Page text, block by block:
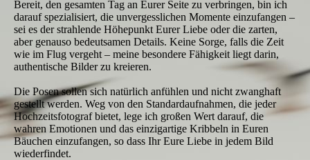
Bereit, den gesamten Tag an Eurer Seite zu verbringen, bin ich
darauf spezialisiert, die unvergesslichen Momente einzufangen –
sei es der strahlende Höhepunkt Eurer Liebe oder die zarten,
aber genauso bedeutsamen Details. Keine Sorge, falls die Zeit
wie im Flug vergeht – meine besondere Fähigkeit liegt darin,
authentische Bilder zu kreieren.
Die Posen sollen sich natürlich anfühlen und nicht zwanghaft
gestellt werden. Weg von den Standardaufnahmen, die jeder
Hochzeitsfotograf bietet, lege ich großen Wert darauf, die
wahren Emotionen und das einzigartige Kribbeln in Euren
Bäuchen einzufangen, so dass Ihr Eure Liebe in jedem Bild
wiederfindet.